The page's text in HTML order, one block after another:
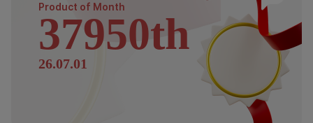
Product of Month
37950th
26.07.01